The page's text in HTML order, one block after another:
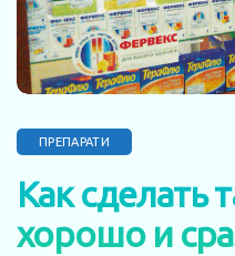
ПРЕПАРАТИ
Как сделать
хорошо и